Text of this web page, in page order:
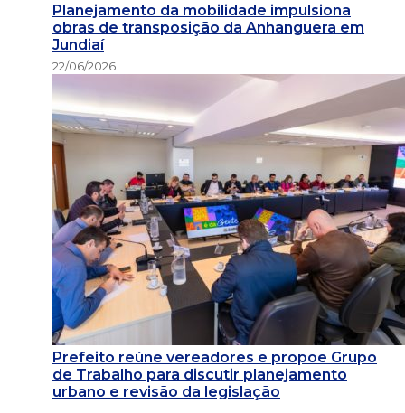
Planejamento da mobilidade impulsiona
obras de transposição da Anhanguera em
Jundiaí
22/06/2026
Prefeito reúne vereadores e propõe Grupo
de Trabalho para discutir planejamento
urbano e revisão da legislação